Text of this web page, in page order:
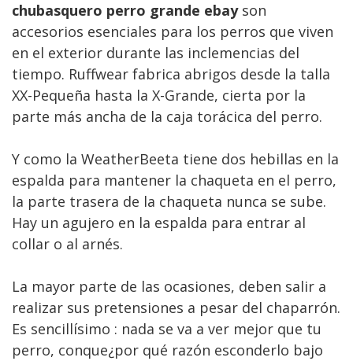
chubasquero perro grande ebayson
accesorios esenciales para los perros que viven
en el exterior durante las inclemencias del
tiempo. Ruffwear fabrica abrigos desde la talla
XX-Pequeña hasta la X-Grande, cierta por la
parte más ancha de la caja torácica del perro.
Y como la WeatherBeeta tiene dos hebillas en la
espalda para mantener la chaqueta en el perro,
la parte trasera de la chaqueta nunca se sube.
Hay un agujero en la espalda para entrar al
collar o al arnés.
La mayor parte de las ocasiones, deben salir a
realizar sus pretensiones a pesar del chaparrón.
Es sencillísimo : nada se va a ver mejor que tu
perro, conque¿por qué razón esconderlo bajo